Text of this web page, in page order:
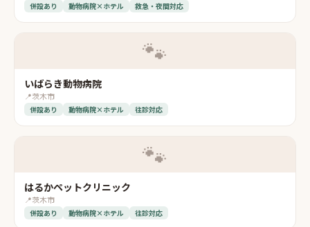
併設あり 動物病院×ホテル 救急・夜間対応
🐾
いばらき動物病院
📍茨木市
併設あり 動物病院×ホテル 往診対応
🐾
はるかペットクリニック
📍茨木市
併設あり 動物病院×ホテル 往診対応